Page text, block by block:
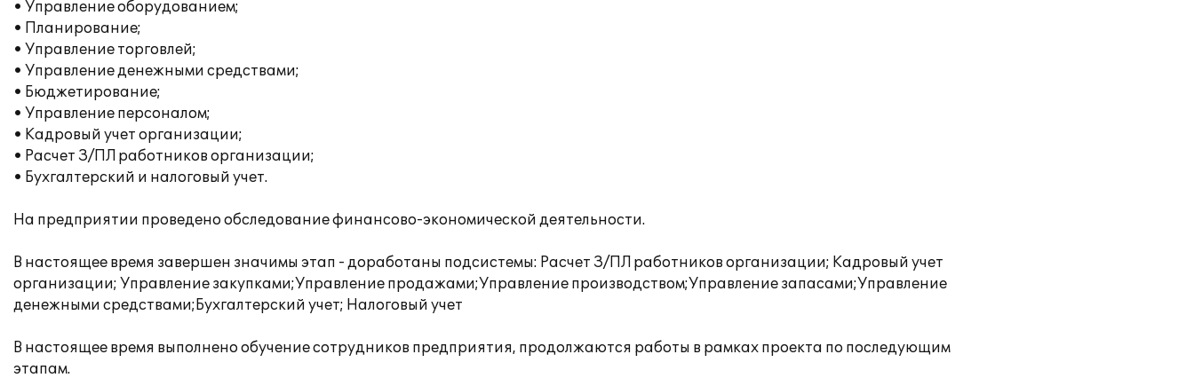
• Управление оборудованием;
• Планирование;
• Управление торговлей;
• Управление денежными средствами;
• Бюджетирование;
• Управление персоналом;
• Кадровый учет организации;
• Расчет З/ПЛ работников организации;
• Бухгалтерский и налоговый учет.
На предприятии проведено обследование финансово-экономической деятельности.
В настоящее время завершен значимы этап - доработаны подсистемы: Расчет З/ПЛ работников организации; Кадровый учет
организации; Управление закупками;Управление продажами;Управление производством;Управление запасами;Управление
денежными средствами;Бухгалтерский учет; Налоговый учет
В настоящее время выполнено обучение сотрудников предприятия, продолжаются работы в рамках проекта по последующим
этапам.